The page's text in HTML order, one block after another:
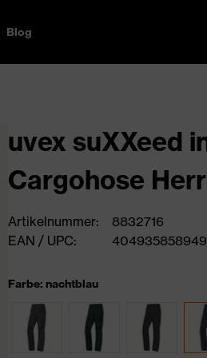
Blog
uvex suXXeed
Cargohose
Artikelnummer:
8832716
EAN / UPC:
Farbe: nachtblau